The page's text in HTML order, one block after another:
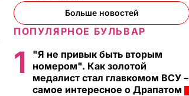
Больше новостей
ПОПУЛЯРНОЕ БУЛЬВАР
1
"Я не привык быть вторым
номером". Как золотой
медалист стал главкомом ВСУ –
самое интересное о Драпатом